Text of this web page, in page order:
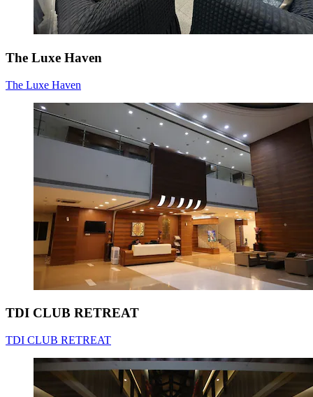
The Luxe Haven
The Luxe Haven
TDI CLUB RETREAT
TDI CLUB RETREAT